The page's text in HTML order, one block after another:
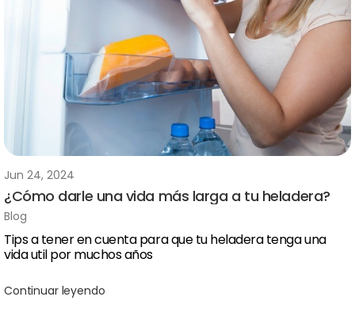
Jun 24, 2024
¿Cómo darle una vida más larga a tu heladera?
Blog
Tips a tener en cuenta para que tu heladera tenga una
vida util por muchos años
Continuar leyendo